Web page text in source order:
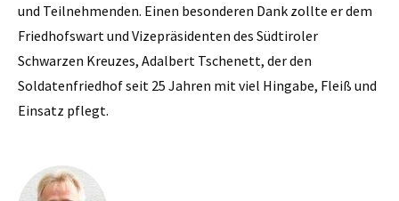
und Teilnehmenden. Einen besonderen Dank zollte er dem
Friedhofswart und Vizepräsidenten des Südtiroler
Schwarzen Kreuzes, Adalbert Tschenett, der den
Soldatenfriedhof seit 25 Jahren mit viel Hingabe, Fleiß und
Einsatz pflegt.